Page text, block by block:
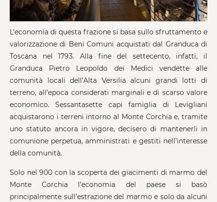
L’economia di questa frazione si basa sullo sfruttamento e
valorizzazione di Beni Comuni acquistati dal Granduca di
Toscana nel 1793. Alla fine del settecento, infatti, il
Granduca Pietro Leopoldo dei Medici vendette alle
comunità locali dell’Alta Versilia alcuni grandi lotti di
terreno, all’epoca considerati marginali e di scarso valore
economico. Sessantasette capi famiglia di Levigliani
acquistarono i terreni intorno al Monte Corchia e, tramite
uno statuto ancora in vigore, decisero di mantenerli in
comunione perpetua, amministrati e gestiti nell’interesse
della comunità.
Solo nel 900 con la scoperta dei giacimenti di marmo del
Monte Corchia l’economia del paese si basò
principalmente sull’estrazione del marmo e solo da alcuni